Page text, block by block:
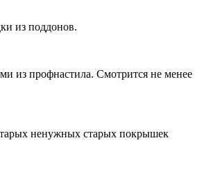
из поддонов.
из профнастила. Смотрится не менее
ненужных старых покрышек